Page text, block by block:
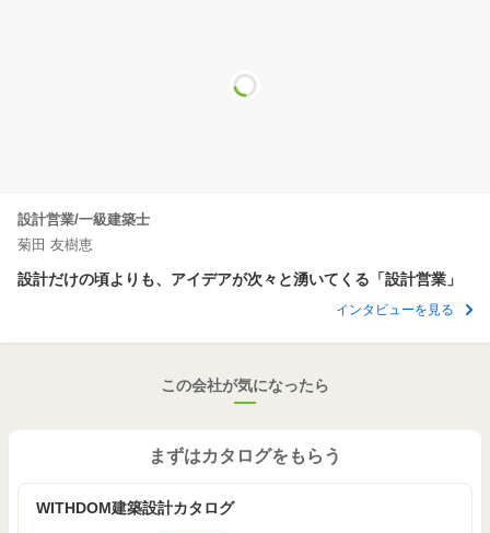
設計営業/一級建築士
菊田 友樹恵
設計だけの頃よりも、アイデアが次々と湧いてくる「設計営業」
インタビューを見る
この会社が気になったら
まずはカタログをもらう
WITHDOM建築設計カタログ